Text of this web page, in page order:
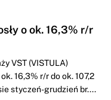
o ok. 16,3% r/r
VST (VISTULA)
16,3% r/r do ok. 107,2
styczeń-grudzień br....